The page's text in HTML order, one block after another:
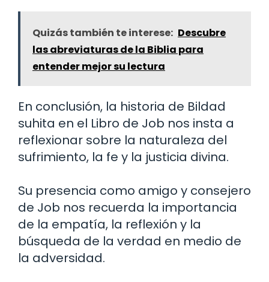
Quizás también te interese: Descubre
las abreviaturas de la Biblia para
entender mejor su lectura
En conclusión, la historia de Bildad
suhita en el Libro de Job nos insta a
reflexionar sobre la naturaleza del
sufrimiento, la fe y la justicia divina.
Su presencia como amigo y consejero
de Job nos recuerda la importancia
de la empatía, la reflexión y la
búsqueda de la verdad en medio de
la adversidad.